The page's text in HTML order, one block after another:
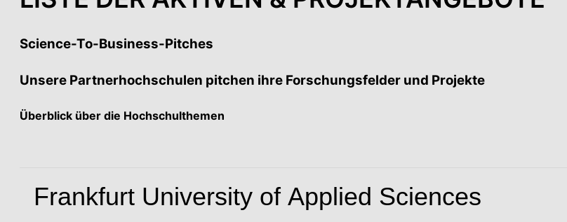
Science-To-Business-Pitches
Unsere Partnerhochschulen pitchen ihre Forschungsfelder und Projekte
Überblick über die Hochschulthemen
Frankfurt University of Applied Sciences